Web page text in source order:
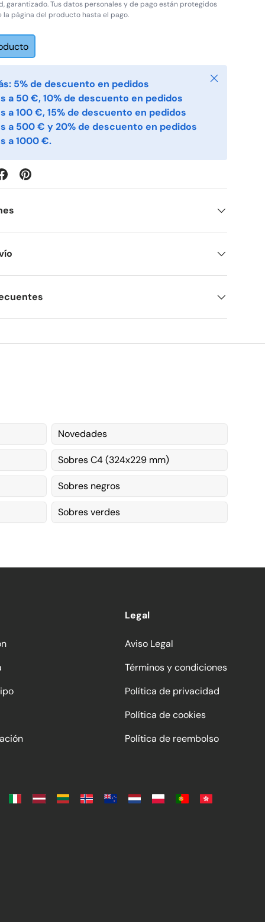
garantizado. Tus datos personales y de pago están protegidos
la página del producto hasta el pago.
5% de descuento en pedidos
a 50 €, 10% de descuento en pedidos
a 100 €, 15% de descuento en pedidos
a 500 € y 20% de descuento en pedidos
a 1000 €.
Cerrar
Novedades
Sobres C4 (324x229 mm)
Sobres negros
Sobres verdes
Legal
Aviso Legal
Términos y condiciones
Política de privacidad
Política de cookies
Política de reembolso